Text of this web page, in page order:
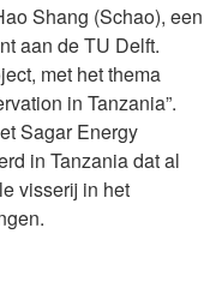
Shang (Schao), een
aan de TU Delft.
met het thema
in Tanzania”.
Sagar Energy
in Tanzania dat al
visserij in het